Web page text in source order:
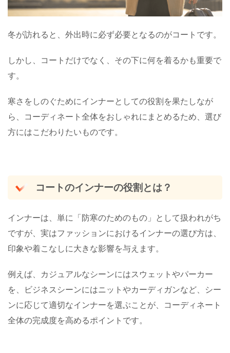
冬が訪れると、外出時に必ず必要となるのがコートです。
しかし、コートだけでなく、その下に何を着るかも重要で
す。
寒さをしのぐためにインナーとしての役割を果たしなが
ら、コーディネート全体をおしゃれにまとめるため、選び
方にはこだわりたいものです。
コートのインナーの役割とは？
インナーは、単に「防寒のためのもの」として扱われがち
ですが、実はファッションにおけるインナーの選び方は、
印象や着こなしに大きな影響を与えます。
例えば、カジュアルなシーンにはスウェットやパーカー
を、ビジネスシーンにはニットやカーディガンなど、シー
ンに応じて適切なインナーを選ぶことが、コーディネート
全体の完成度を高めるポイントです。